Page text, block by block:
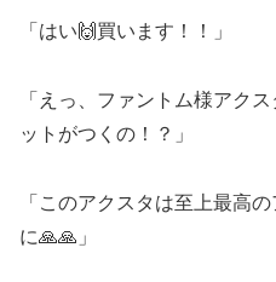
「はい🙌買います！！」
「えっ、ファントム様アク
ットがつくの！？」
「このアクスタは至上最高
に🙏🙏」